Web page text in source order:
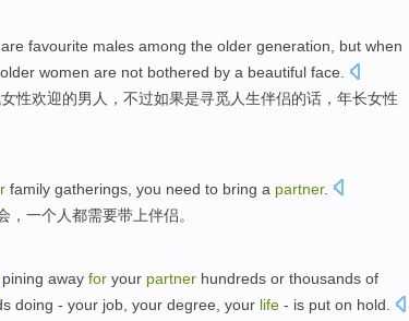
favourite males among the older generation, but when
older women are not bothered by a beautiful face
女性欢迎的男人， 不过如果是寻觅人生伴侣的话， 年长女性
family gatherings you need to bring a partner.
， 一个 人都需要带上伴侣。
pining away for your partner hundreds or thousands of
doing - your job, your degree, your life - is put on hold.